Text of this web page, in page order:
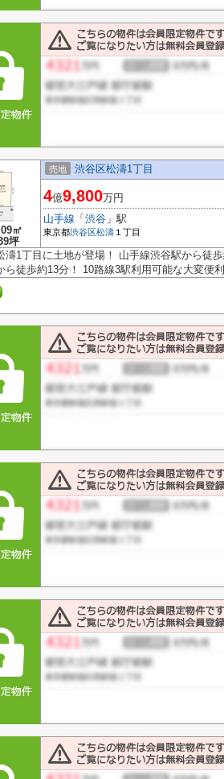
㎡
坪
売地 渋谷区松濤1丁目
4億9,800万円
山手線 「 渋谷 」駅
東京都渋谷区松濤 １丁目
濤1丁目に土地が登場！ 山手線渋谷駅から徒
ら徒歩約13分！ 10路線3駅利用可能な大変便